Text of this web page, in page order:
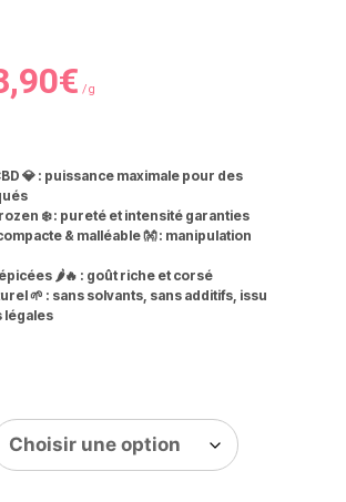
€ /g
💎 : puissance maximale pour des
❄️ : pureté et intensité garanties
& malléable👐 : manipulation
🌶️🔥 : goût riche et corsé
🌱 : sans solvants, sans additifs, issu
légales